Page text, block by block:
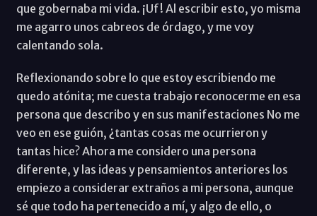
que gobernaba mi vida. ¡Uf! Al escribir esto, yo misma
me agarro unos cabreos de órdago, y me voy
calentando sola.
Reflexionando sobre lo que estoy escribiendo me
quedo atónita; me cuesta trabajo reconocerme en esa
persona que describo y en sus manifestaciones No me
veo en ese guión, ¿tantas cosas me ocurrieron y
tantas hice? Ahora me considero una persona
diferente, y las ideas y pensamientos anteriores los
empiezo a considerar extraños a mi persona, aunque
sé que todo ha pertenecido a mí, y algo de ello, o